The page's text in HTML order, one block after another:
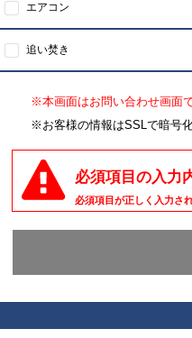
エアコン
追い焚き
※本画面はお問い合わせ画面
※お客様の情報はSSLで暗号
必須項目の入力
必須項目が正しく入力さ